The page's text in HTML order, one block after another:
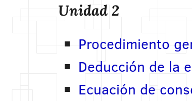
Unidad 2
Procedimiento
Deducción de la
Ecuación de